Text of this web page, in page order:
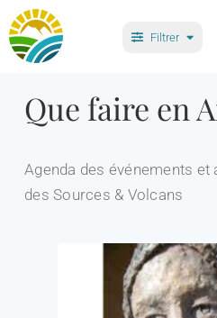
Passer
au
contenu
Filtrer
Que faire en
Agenda des événements et
des Sources & Volcans